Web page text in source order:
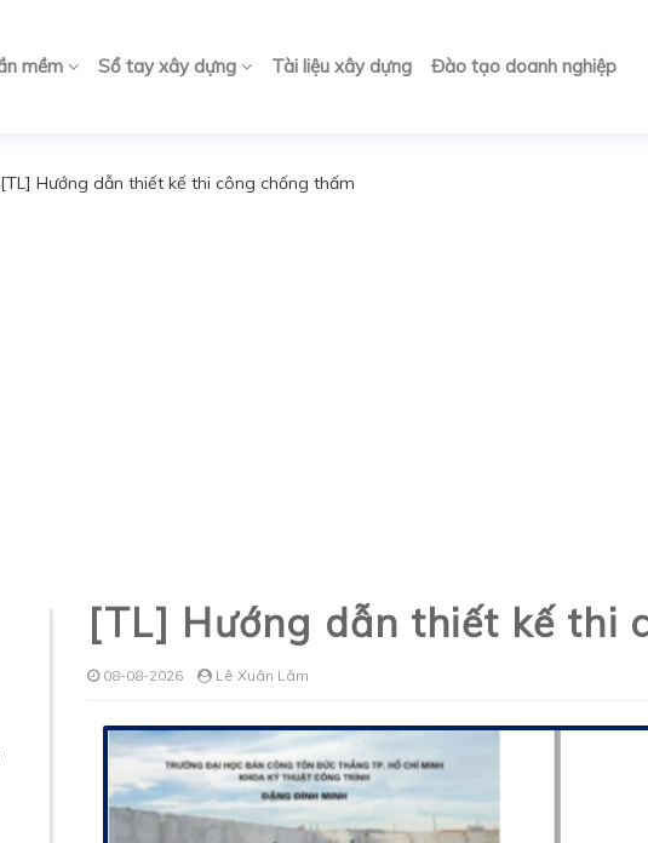
mềm Sổ tay xây dựng Tài liệu xây dựng Đào tạo doanh nghiệp
[TL] Hướng dẫn thiết kế thi công chống thấm
[TL] Hướng dẫn thiết kế thi
08-08-2026 Lê Xuân Lâm